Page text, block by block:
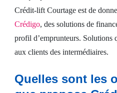
Crédit-lift Courtage est de
Crédigo, des solutions de
profil d’emprunteurs. Solutions
aux clients des intermédiaires.
Quelles sont les